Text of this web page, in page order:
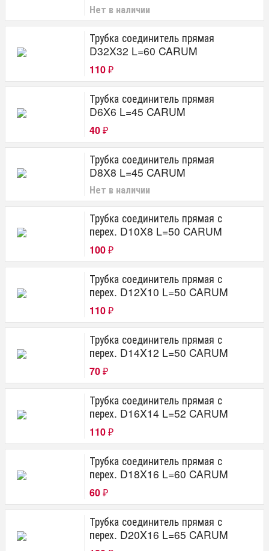
Нет в наличии
Трубка соединитель прямая
D32X32 L=60 CARUM
110 ₽
Трубка соединитель прямая
D6X6 L=45 CARUM
40 ₽
Трубка соединитель прямая
D8X8 L=45 CARUM
Нет в наличии
Трубка соединитель прямая с
перех. D10X8 L=50 CARUM
100 ₽
Трубка соединитель прямая с
перех. D12X10 L=50 CARUM
110 ₽
Трубка соединитель прямая с
перех. D14X12 L=50 CARUM
70 ₽
Трубка соединитель прямая с
перех. D16X14 L=52 CARUM
110 ₽
Трубка соединитель прямая с
перех. D18X16 L=60 CARUM
60 ₽
Трубка соединитель прямая с
перех. D20X16 L=65 CARUM